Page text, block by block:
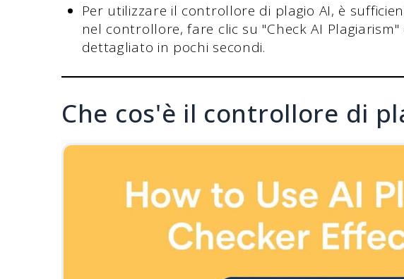
Per utilizzare il controllore di plagio AI, è
nel controllore, fare clic su "Check AI
dettagliato in pochi secondi.
Che cos'è il controllore di